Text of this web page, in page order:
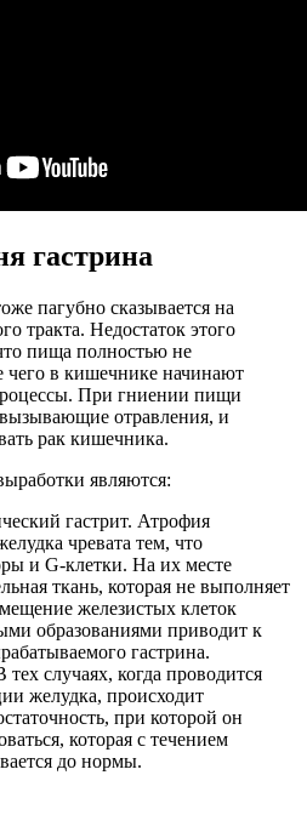
гастрина
пагубно сказывается на
тракта. Недостаток этого
пища полностью не
чего в кишечнике начинают
При гниении пищи
отравления, и
рак кишечника.
являются:
гастрит. Атрофия
чревата тем, что
и G-клетки. На их месте
ткань, которая не выполняет
железистых клеток
образованиями приводит к
гастрина.
случаях, когда проводится
желудка, происходит
при которой он
которая с течением
до нормы.